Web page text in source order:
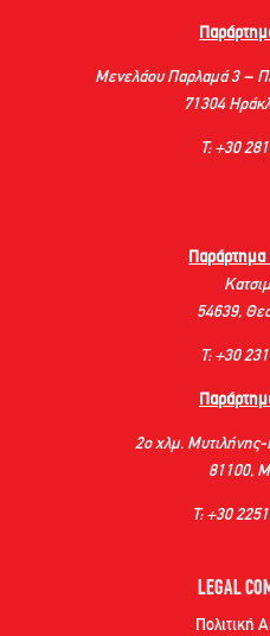
Μενελάου Παρλαμά 3 –
71304
Τ: +30
Παράρτημα
54639,
Τ: +30
2ο χλμ.
81100,
Τ: +30
LEGAL
Πολιτική